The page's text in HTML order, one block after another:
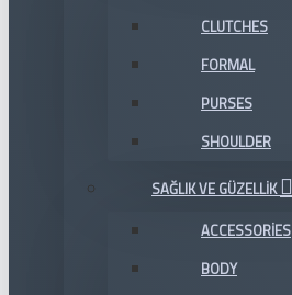
CLUTCHES
FORMAL
PURSES
SHOULDER
SAĞLIK VE GÜZELLIK
ACCESSORIES
BODY